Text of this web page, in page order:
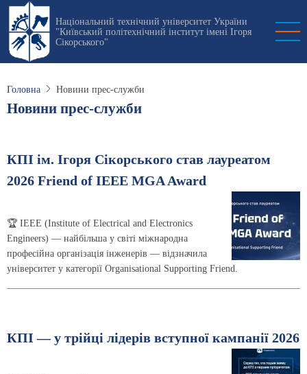
Перейти
основного
вмісту
Національний технічний університет України
"Київський політехнічний інститут імені Ігоря
Сікорського"
Головна Новини прес-служби
Новини прес-служби
КПІ ім. Ігоря Сікорського став лауреатом
2026 Friend of IEEE MGA Award
🏆 IEEE (Institute of Electrical and Electronics
Engineers) — найбільша у світі міжнародна
професійна організація інженерів — відзначила
університет у категорії Organisational Supporting Friend.
КПІ — у трійці лідерів вступної кампанії 2026